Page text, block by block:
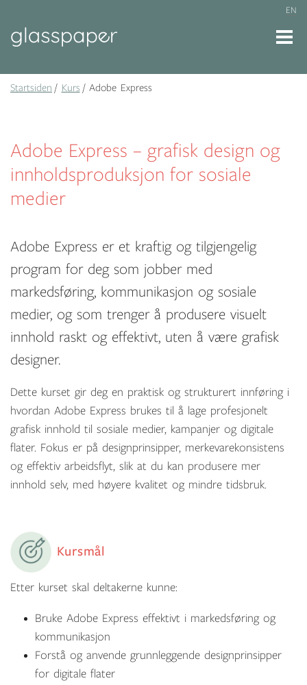
EN
Startsiden Kurs Adobe Express
Adobe Express – grafisk design og
innholdsproduksjon for sosiale
medier
Adobe Express er et kraftig og tilgjengelig
program for deg som jobber med
markedsføring, kommunikasjon og sosiale
medier, og som trenger å produsere visuelt
innhold raskt og effektivt, uten å være grafisk
designer.
Dette kurset gir deg en praktisk og strukturert innføring i
hvordan Adobe Express brukes til å lage profesjonelt
grafisk innhold til sosiale medier, kampanjer og digitale
flater. Fokus er på designprinsipper, merkevarekonsistens
og effektiv arbeidsflyt, slik at du kan produsere mer
innhold selv, med høyere kvalitet og mindre tidsbruk.
Kursmål
Etter kurset skal deltakerne kunne:
Bruke Adobe Express effektivt i markedsføring og
kommunikasjon
Forstå og anvende grunnleggende designprinsipper
for digitale flater